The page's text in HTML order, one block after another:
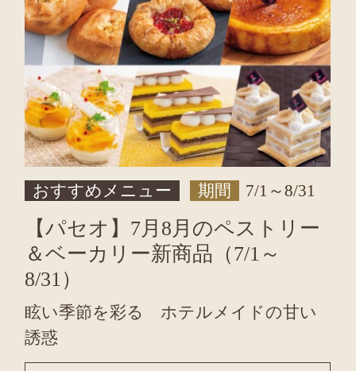
おすすめメニュー 期間 7/1～8/31
【パセオ】7月8月のペストリー
＆ベーカリー新商品（7/1～
8/31）
眩い季節を彩る ホテルメイドの甘い
誘惑